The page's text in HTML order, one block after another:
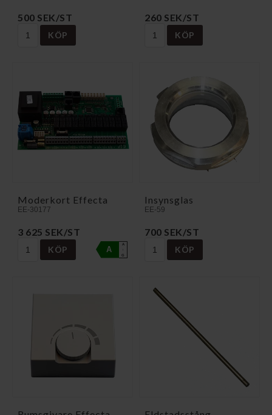
500 SEK/ST
KÖP
260 SEK/ST
KÖP
Moderkort Effecta
EE-30177
3 625 SEK/ST
KÖP A
A
↑
G
Insynsglas
EE-59
700 SEK/ST
KÖP